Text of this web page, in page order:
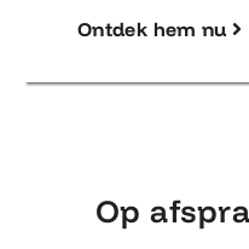
Ontdek hem nu
Op